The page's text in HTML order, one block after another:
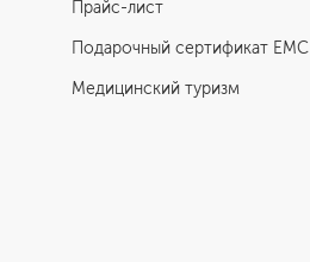
Прайс-лист
Подарочный сертификат EMC
Медицинский туризм